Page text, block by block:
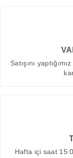
Satışını
Hafta içi saat